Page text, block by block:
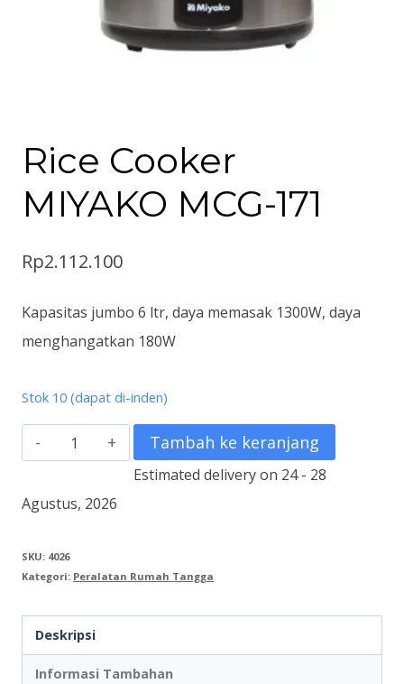
Rice Cooker
MIYAKO MCG-171
Rp2.112.100
Kapasitas jumbo 6 ltr, daya memasak 1300W, daya
menghangatkan 180W
Stok 10 (dapat di-inden)
Kuantitas
Rice
Cooker
MCG-
171
Tambah ke keranjang
Estimated delivery on 24 - 28
Agustus, 2026
SKU: 4026
Kategori: Peralatan Rumah Tangga
Deskripsi
Informasi Tambahan